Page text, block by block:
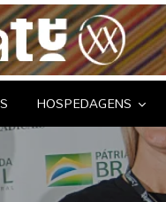
HOSPEDAGENS